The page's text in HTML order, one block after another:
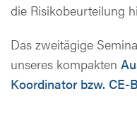
die Risikobeurteilung
Das zweitägige
unseres kompakten
Koordinator bzw. CE-